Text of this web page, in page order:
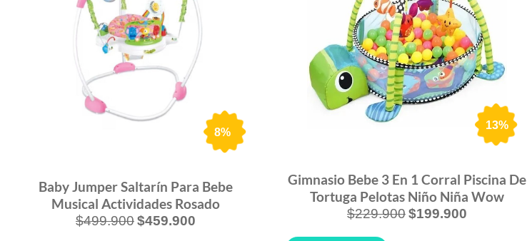
8%
Baby Jumper Saltarín Para Bebe
Musical Actividades Rosado
$499.900$459.900
13%
Gimnasio Bebe 3 En 1 Corral Piscina De
Tortuga Pelotas Niño Niña Wow
$229.900$199.900